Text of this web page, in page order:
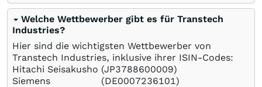
Welche Wettbewerber gibt es für Transtech
Industries?
Hier sind die wichtigsten Wettbewerber von
Transtech Industries, inklusive ihrer ISIN-Codes:
Hitachi Seisakusho (JP3788600009)
Siemens
(DE0007236101)